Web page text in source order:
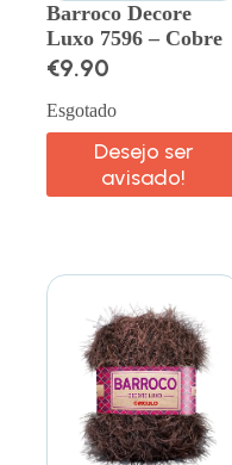
Barroco Decore
Luxo 7596 – Cobre
€9.90
Esgotado
Desejo ser
avisado!